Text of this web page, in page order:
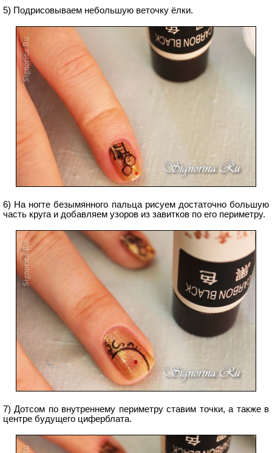
5) Подрисовываем небольшую веточку ёлки.
6) На ногте безымянного пальца рисуем достаточно большую
часть круга и добавляем узоров из завитков по его периметру.
7) Дотсом по внутреннему периметру ставим точки, а также в
центре будущего циферблата.